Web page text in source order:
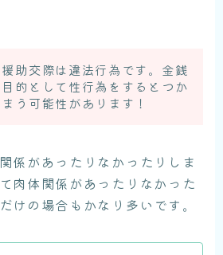
助交際は違法行為です。金銭
的として性行為をするとつか
う可能性があります！
係があったりなかったりしま
肉体関係があったりなかった
けの場合もかなり多いです。